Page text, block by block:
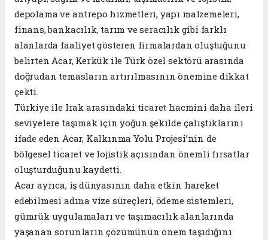
depolama ve antrepo hizmetleri, yapı malzemeleri,
finans, bankacılık, tarım ve seracılık gibi farklı
alanlarda faaliyet gösteren firmalardan oluştuğunu
belirten Acar, Kerkük ile Türk özel sektörü arasında
doğrudan temasların artırılmasının önemine dikkat
çekti.
Türkiye ile Irak arasındaki ticaret hacmini daha ileri
seviyelere taşımak için yoğun şekilde çalıştıklarını
ifade eden Acar, Kalkınma Yolu Projesi’nin de
bölgesel ticaret ve lojistik açısından önemli fırsatlar
oluşturduğunu kaydetti.
Acar ayrıca, iş dünyasının daha etkin hareket
edebilmesi adına vize süreçleri, ödeme sistemleri,
gümrük uygulamaları ve taşımacılık alanlarında
yaşanan sorunların çözümünün önem taşıdığını